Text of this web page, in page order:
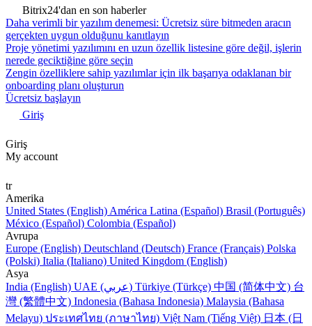
Bitrix24'dan en son haberler
Daha verimli bir yazılım denemesi: Ücretsiz süre bitmeden aracın
gerçekten uygun olduğunu kanıtlayın
Proje yönetimi yazılımını en uzun özellik listesine göre değil, işlerin
nerede geciktiğine göre seçin
Zengin özelliklere sahip yazılımlar için ilk başarıya odaklanan bir
onboarding planı oluşturun
Ücretsiz başlayın
Giriş
Giriş
My account
tr
Amerika
United States (English) América Latina (Español) Brasil (Português)
México (Español) Colombia (Español)
Avrupa
Europe (English) Deutschland (Deutsch) France (Français) Polska
(Polski) Italia (Italiano) United Kingdom (English)
Asya
India (English)
UAE (عربي) Türkiye (Türkçe) 中国 (简体中文) 台
灣 (繁體中文) Indonesia (Bahasa Indonesia) Malaysia (Bahasa
Melayu) ประเทศไทย (ภาษาไทย) Việt Nam (Tiếng Việt) 日本 (日